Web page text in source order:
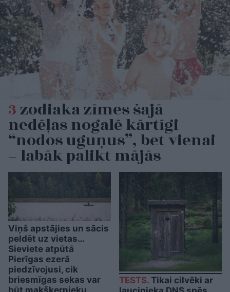
3zodiaka zīmes šajā
nedēļas nogalē kārtīgi
“nodos uguņus”, bet vienai
– labāk palikt mājās
Viņš apstājies un sācis
peldēt uz vietas…
Sieviete atpūtā
Pierīgas ezerā
piedzīvojusi, cik
briesmīgas sekas var
būt makšķernieku
TESTS. Tikai cilvēki ar